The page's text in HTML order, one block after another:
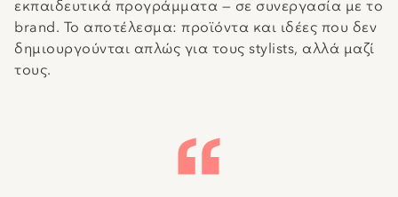
εκπαιδευτικά προγράμματα — σε συνεργασία με το
brand. Το αποτέλεσμα: προϊόντα και ιδέες που δεν
δημιουργούνται απλώς για τους stylists, αλλά μαζί
τους.